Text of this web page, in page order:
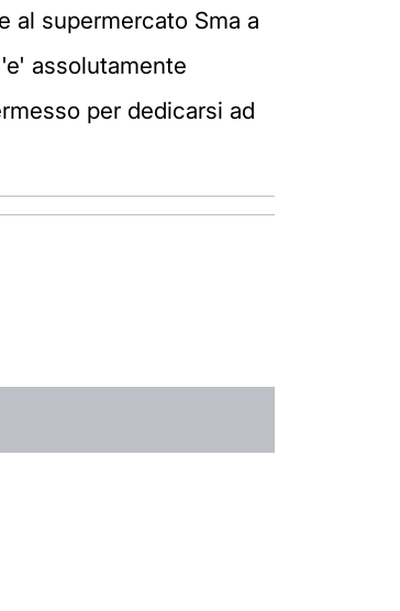
al supermercato Sma a
assolutamente
per dedicarsi ad